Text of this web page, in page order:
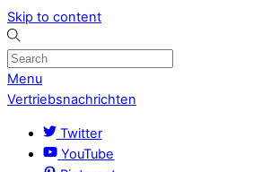
Skip to content
Menu
Vertriebsnachrichten
Twitter
YouTube